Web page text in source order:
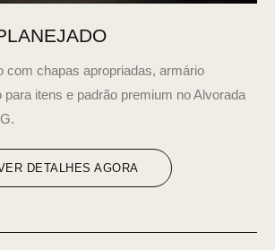
com chapas apropriadas, armário
itens e padrão premium no Alvorada
DETALHES AGORA